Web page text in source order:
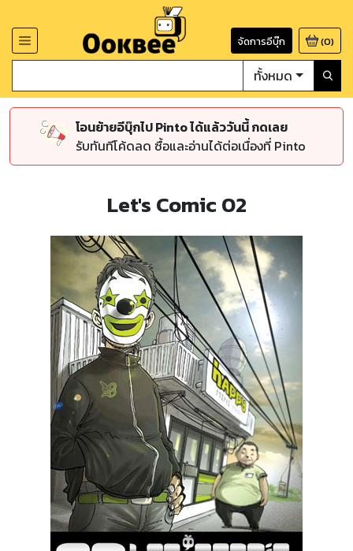
จัดการอีบุ๊ก (0)
ทั้งหมด
โอนย้ายอีบุ๊กไป Pinto ได้แล้ววันนี้ กดเลย
รับทันทีโค้ดลด ซื้อและอ่านได้ต่อเนื่องที่ Pinto
Let's Comic 02